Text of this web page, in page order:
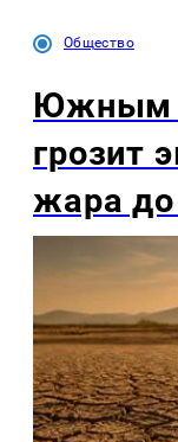
Общество
Южным
грозит
жара до